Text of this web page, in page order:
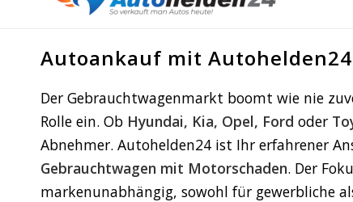
Autoankauf mit Autohelden24
Der Gebrauchtwagenmarkt boomt wie nie
Rolle ein. Ob Hyundai, Kia, Opel, Ford oder
Abnehmer. Autohelden24 ist Ihr erfahrener
Gebrauchtwagen mit Motorschaden. Der
markenunabhängig, sowohl für gewerbliche